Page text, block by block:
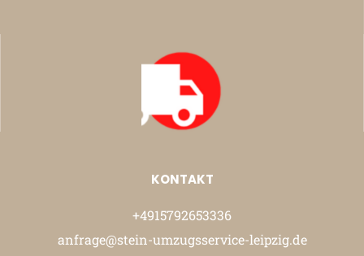
KONTAKT
+4915792653336
anfrage@stein-umzugsservice-leipzig.de